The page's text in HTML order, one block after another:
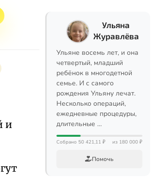
и
Ульяна
Журавлёва
Ульяне восемь лет, и она
четвертый, младший
ребёнок в многодетной
семье. И с самого
рождения Ульяну лечат.
Несколько операций,
ежедневные процедуры,
длительные …
Собрано 50 421,11 ₽ из 180 000 ₽
Помочь